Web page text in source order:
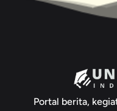
Portal berita,